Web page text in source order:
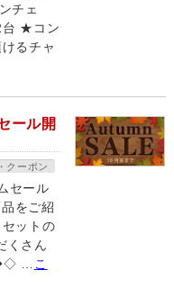
チェ
★コン
るチャ
ール開
クーポン
セール
をご紹
ットの
くさん
…
こ